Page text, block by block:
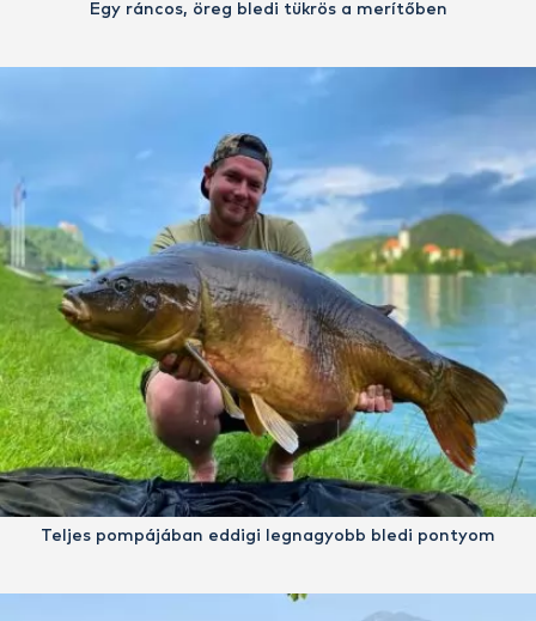
Egy ráncos, öreg bledi tükrös a merítőben
Teljes pompájában eddigi legnagyobb bledi pontyom